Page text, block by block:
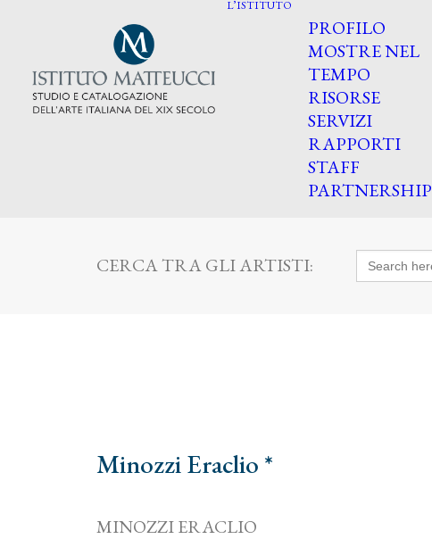
L’ISTITUTO
PROFILO
MOSTRE NEL
TEMPO
RISORSE
SERVIZI
RAPPORTI
STAFF
PARTNERSHIP
CERCA TRA GLI ARTISTI: Search
for:
Minozzi Eraclio *
MINOZZI ERACLIO